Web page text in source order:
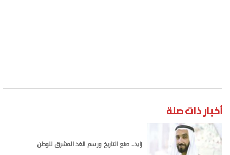
أخبار ذات صلة
زايد.. صنع التاريخ ورسم الغد المشرق للوطن